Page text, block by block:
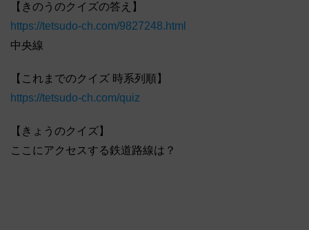
【きのうのクイズの答え】
https://tetsudo-ch.com/9827248.html
中央線
【これまでのクイズ 時系列順】
https://tetsudo-ch.com/quiz
【きょうのクイズ】
ここにアクセスする鉄道路線は？